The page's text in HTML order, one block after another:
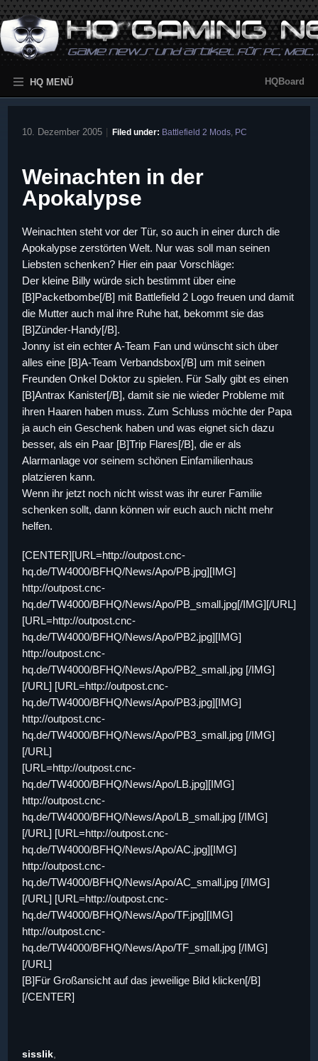
HQ MENÜ HQBoard
10. Dezember 2005 Filed under: Battlefield 2 Mods, PC
Weinachten in der
Apokalypse
Weinachten steht vor der Tür, so auch in einer durch die
Apokalypse zerstörten Welt. Nur was soll man seinen
Liebsten schenken? Hier ein paar Vorschläge:
Der kleine Billy würde sich bestimmt über eine
[B]Packetbombe[/B] mit Battlefield 2 Logo freuen und damit
die Mutter auch mal ihre Ruhe hat, bekommt sie das
[B]Zünder-Handy[/B].
Jonny ist ein echter A-Team Fan und wünscht sich über
alles eine [B]A-Team Verbandsbox[/B] um mit seinen
Freunden Onkel Doktor zu spielen. Für Sally gibt es einen
[B]Antrax Kanister[/B], damit sie nie wieder Probleme mit
ihren Haaren haben muss. Zum Schluss möchte der Papa
ja auch ein Geschenk haben und was eignet sich dazu
besser, als ein Paar [B]Trip Flares[/B], die er als
Alarmanlage vor seinem schönen Einfamilienhaus
platzieren kann.
Wenn ihr jetzt noch nicht wisst was ihr eurer Familie
schenken sollt, dann können wir euch auch nicht mehr
helfen.
[CENTER][URL=http://outpost.cnc-
hq.de/TW4000/BFHQ/News/Apo/PB.jpg][IMG]
http://outpost.cnc-
hq.de/TW4000/BFHQ/News/Apo/PB_small.jpg[/IMG][/URL]
[URL=http://outpost.cnc-
hq.de/TW4000/BFHQ/News/Apo/PB2.jpg][IMG]
http://outpost.cnc-
hq.de/TW4000/BFHQ/News/Apo/PB2_small.jpg [/IMG]
[/URL] [URL=http://outpost.cnc-
hq.de/TW4000/BFHQ/News/Apo/PB3.jpg][IMG]
http://outpost.cnc-
hq.de/TW4000/BFHQ/News/Apo/PB3_small.jpg [/IMG]
[/URL]
[URL=http://outpost.cnc-
hq.de/TW4000/BFHQ/News/Apo/LB.jpg][IMG]
http://outpost.cnc-
hq.de/TW4000/BFHQ/News/Apo/LB_small.jpg [/IMG]
[/URL] [URL=http://outpost.cnc-
hq.de/TW4000/BFHQ/News/Apo/AC.jpg][IMG]
http://outpost.cnc-
hq.de/TW4000/BFHQ/News/Apo/AC_small.jpg [/IMG]
[/URL] [URL=http://outpost.cnc-
hq.de/TW4000/BFHQ/News/Apo/TF.jpg][IMG]
http://outpost.cnc-
hq.de/TW4000/BFHQ/News/Apo/TF_small.jpg [/IMG]
[/URL]
[B]Für Großansicht auf das jeweilige Bild klicken[/B]
[/CENTER]
sisslik